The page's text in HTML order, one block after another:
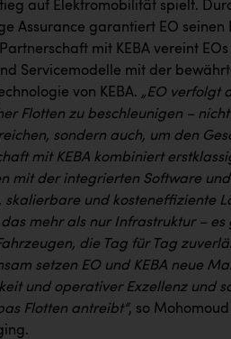
auf Elektromobilität spielt.
Assurance garantiert EO seinen
mit KEBA vereint
Servicemodelle mit der
von KEBA. „EO verfolgt
Flotten zu beschleunigen –
sondern auch, um den
mit KEBA kombiniert
mit der integrierten Software und
skalierbare und kosteneffiziente
mehr als nur Infrastruktur –
die Tag für Tag
setzen EO und KEBA neue
und operativer Exzellenz und
Flotten antreibt“, so